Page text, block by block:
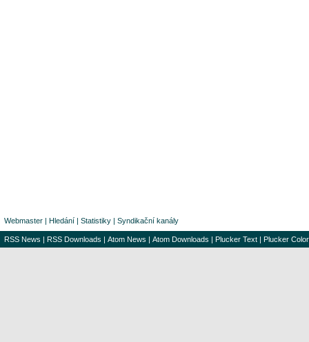
Webmaster | Hledání | Statistiky | Syndikační kanály
RSS News | RSS Downloads | Atom News | Atom Downloads | Plucker Text | Plucker Color